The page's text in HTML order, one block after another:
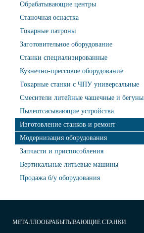
Обрабатывающие центры
Станочная оснастка
Токарные патроны
Заготовительное оборудование
Станки специализированные
Кузнечно-прессовое оборудование
Токарные станки с ЧПУ универсальные
Смесители литейные чашечные и бегуны
Пылеотсасывающие устройства
Изготовление станков и ремонт
Модернизация оборудования
Запчасти и приспособления
Вертикальные литьевые машины
Продажа б/у оборудования
МЕТАЛЛООБРАБЫТЫВАЮЩИЕ СТАНКИ